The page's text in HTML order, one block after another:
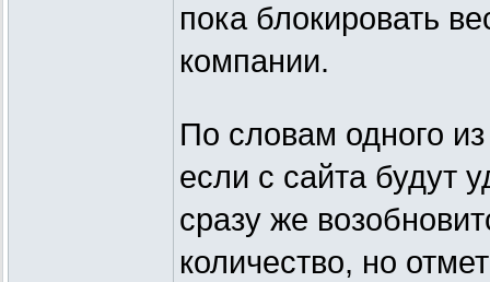
пока блокировать
компании.
По словам одного
если с сайта будут
сразу же
количество, но